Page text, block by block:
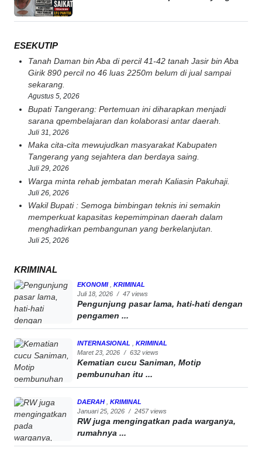
ESEKUTIP
Tanah Daman bin Aba di percil 41-42 tanah Jasir bin Aba
Girik 890 percil no 46 luas 2250m belum di jual sampai
sekarang.
Agustus 5, 2026
Bupati Tangerang: Pertemuan ini diharapkan menjadi
sarana qpembelajaran dan kolaborasi antar daerah.
Juli 31, 2026
Maka cita-cita mewujudkan masyarakat Kabupaten
Tangerang yang sejahtera dan berdaya saing.
Juli 29, 2026
Warga minta rehab jembatan merah Kaliasin Pakuhaji.
Juli 26, 2026
Wakil Bupati : Semoga bimbingan teknis ini semakin
memperkuat kapasitas kepemimpinan daerah dalam
menghadirkan pembangunan yang berkelanjutan.
Juli 25, 2026
KRIMINAL
EKONOMI
KRIMINAL
Juli 18, 2026 / 47 views
Pengunjung pasar lama, hati-hati dengan
pengamen ...
INTERNASIONAL
KRIMINAL
Maret 23, 2026 / 632 views
Kematian cucu Saniman, Motip
pembunuhan itu ...
DAERAH
KRIMINAL
Januari 25, 2026 / 2457 views
RW juga mengingatkan pada warganya,
rumahnya ...